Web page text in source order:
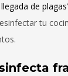
de plagas
tu